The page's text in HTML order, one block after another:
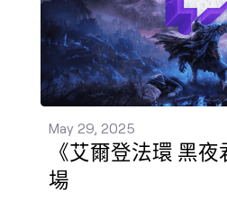
May 29, 2025
《艾爾登法環 黑
場